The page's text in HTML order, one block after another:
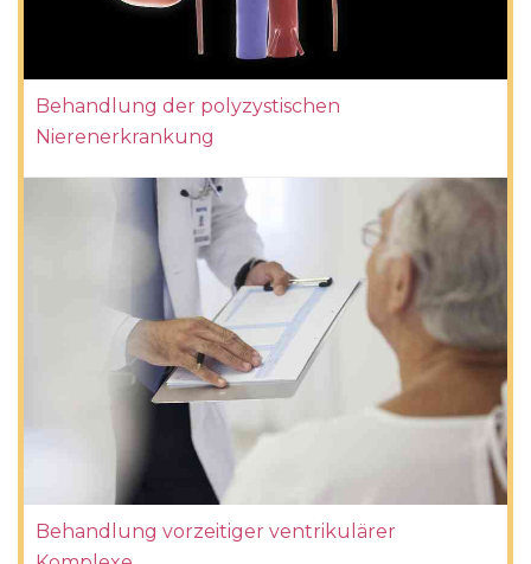
Behandlung der polyzystischen
Nierenerkrankung
Behandlung vorzeitiger ventrikulärer